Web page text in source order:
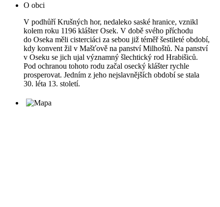
O obci
V podhůří Krušných hor, nedaleko saské hranice, vznikl
kolem roku 1196 klášter Osek. V době svého příchodu
do Oseka měli cisterciáci za sebou již téměř šestileté období,
kdy konvent žil v Mašťově na panství Milhoštů. Na panství
v Oseku se jich ujal významný šlechtický rod Hrabišiců.
Pod ochranou tohoto rodu začal osecký klášter rychle
prosperovat. Jedním z jeho nejslavnějších období se stala
30. léta 13. století.